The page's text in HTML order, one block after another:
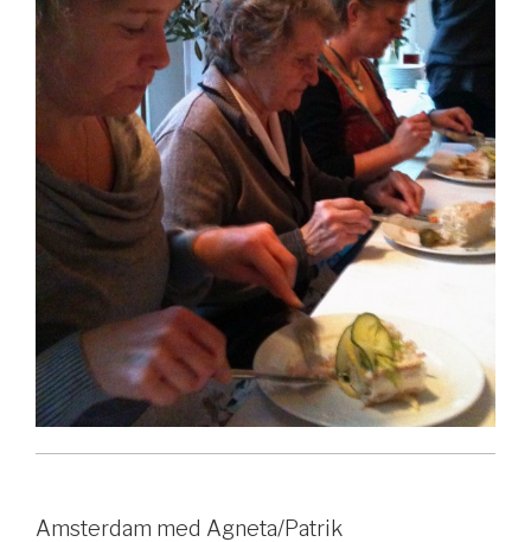
Amsterdam med Agneta/Patrik